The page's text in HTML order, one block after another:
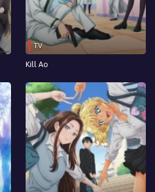
TV
Kill Ao